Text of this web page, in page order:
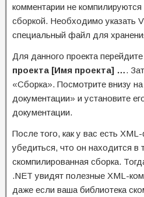
комментарии не
сборкой. Необходимо указать
специальный файл для
Для данного проекта перейдите
проекта [Имя проекта] ….
«Сборка». Посмотрите внизу
документации» и установите
документации.
После того, как у вас есть
убедиться, что он находится в
скомпилированная сборка.
.NET увидят полезные XML-
даже если ваша библиотека